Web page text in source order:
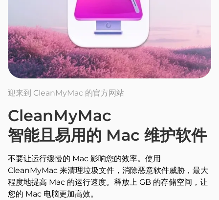
迎来到 CleanMyMac 的官方网站
CleanMyMac
智能且易用的 Mac 维护软件
不要让运行缓慢的 Mac 影响您的效率。 使用
CleanMyMac 来清理垃圾文件，消除恶意软件威胁，最大
程度地提高 Mac 的运行速度。释放上 GB 的存储空间，让
您的 Mac 电脑更加高效。